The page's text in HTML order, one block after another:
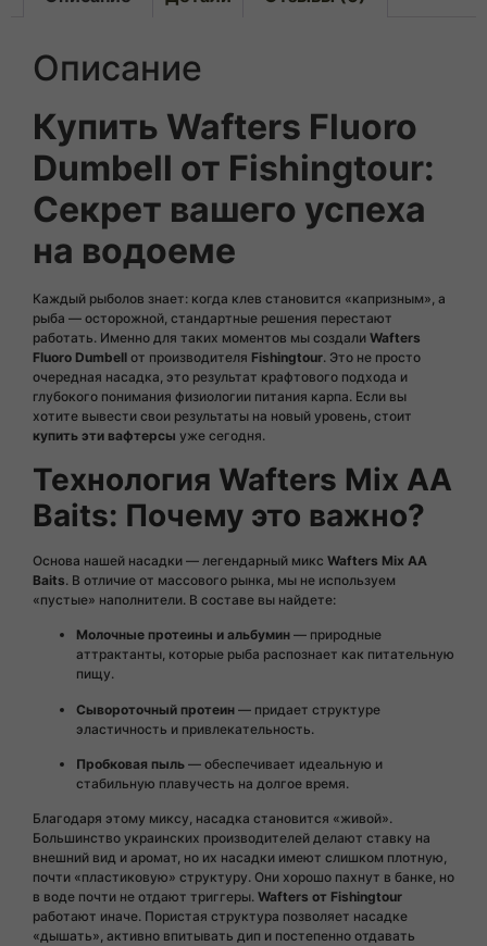
Описание
Купить Wafters Fluoro
Dumbell от Fishingtour:
Секрет вашего успеха
на водоеме
Каждый рыболов знает: когда клев становится «капризным», а
рыба — осторожной, стандартные решения перестают
работать. Именно для таких моментов мы создали Wafters
Fluoro Dumbell от производителя Fishingtour. Это не просто
очередная насадка, это результат крафтового подхода и
глубокого понимания физиологии питания карпа. Если вы
хотите вывести свои результаты на новый уровень, стоит
купить эти вафтерсы уже сегодня.
Технология Wafters Mix AA
Baits: Почему это важно?
Основа нашей насадки — легендарный микс Wafters Mix AA
Baits. В отличие от массового рынка, мы не используем
«пустые» наполнители. В составе вы найдете:
Молочные протеины и альбумин — природные
аттрактанты, которые рыба распознает как питательную
пищу.
Сывороточный протеин — придает структуре
эластичность и привлекательность.
Пробковая пыль — обеспечивает идеальную и
стабильную плавучесть на долгое время.
Благодаря этому миксу, насадка становится «живой».
Большинство украинских производителей делают ставку на
внешний вид и аромат, но их насадки имеют слишком плотную,
почти «пластиковую» структуру. Они хорошо пахнут в банке, но
в воде почти не отдают триггеры. Wafters от Fishingtour
работают иначе. Пористая структура позволяет насадке
«дышать», активно впитывать дип и постепенно отдавать